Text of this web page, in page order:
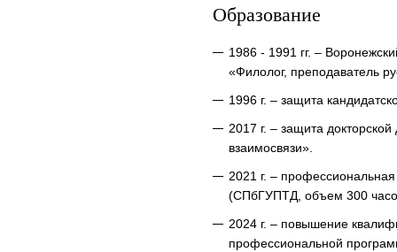
Образование
1986 - 1991 гг. –
«Филолог, преподаватель
1996 г. – защита
2017 г. – защита
взаимосвязи».
2021 г. –
(СПбГУПТД, объем 300
2024 г. – повышение
профессиональной